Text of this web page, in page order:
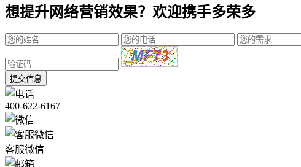
想提升网络营销效果？欢迎携手多荣多
提交信息
400-622-6167
客服微信